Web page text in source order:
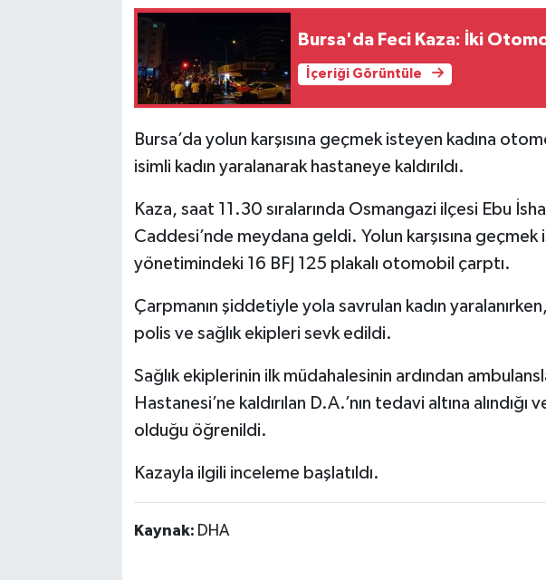
Bursa'da Feci Kaza: İki
İçeriği Görüntüle
Bursa’da yolun karşısına geçmek isteyen kadına
isimli kadın yaralanarak hastaneye kaldırıldı.
Kaza, saat 11.30 sıralarında Osmangazi ilçesi Ebu
Caddesi’nde meydana geldi. Yolun karşısına
yönetimindeki 16 BFJ 125 plakalı otomobil çarptı.
Çarpmanın şiddetiyle yola savrulan kadın
polis ve sağlık ekipleri sevk edildi.
Sağlık ekiplerinin ilk müdahalesinin ardından
Hastanesi’ne kaldırılan D.A.’nın tedavi altına alındığı
olduğu öğrenildi.
Kazayla ilgili inceleme başlatıldı.
Kaynak: DHA